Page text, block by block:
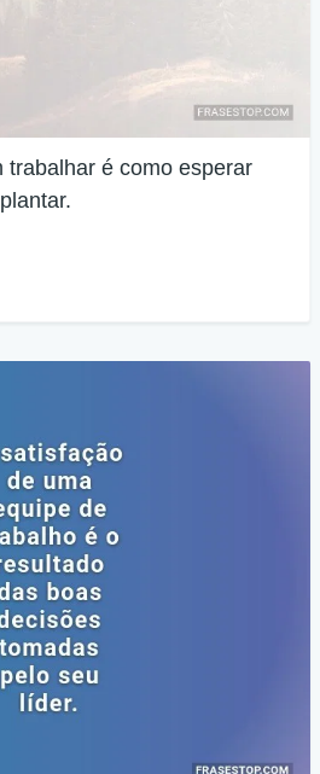
trabalhar é como esperar